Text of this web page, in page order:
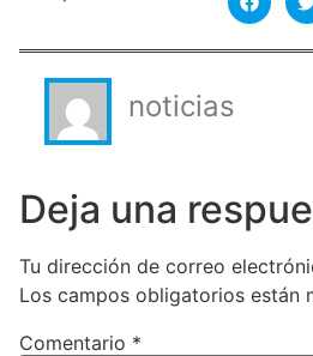
noticias
Deja una
Tu dirección de correo
Los campos obligatorios están
Comentario *